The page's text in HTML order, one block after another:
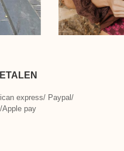
express/ Paypal/
Apple pay